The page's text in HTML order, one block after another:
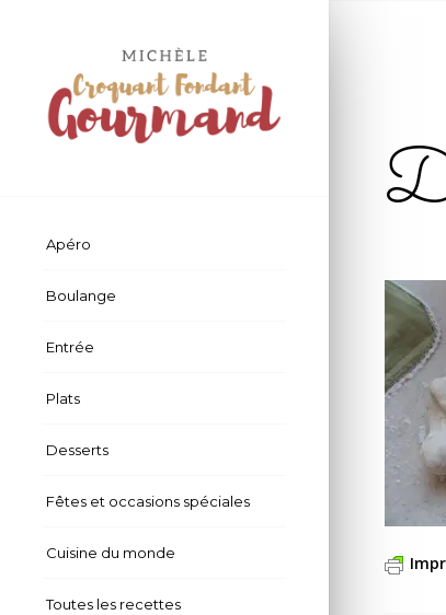
Apéro
Boulange
Entrée
Plats
Desserts
Fêtes et occasions spéciales
Cuisine du monde
Toutes les recettes